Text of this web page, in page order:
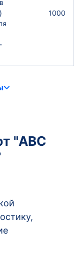
1000
"ABC